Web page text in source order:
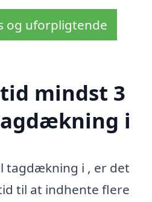
og uforpligtende
mindst 3
i
tagdækning i , er det
til at indhente flere